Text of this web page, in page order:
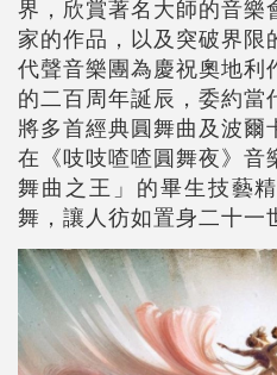
界，欣賞著名大師的音樂
家的作品，以及突破界限
代聲音樂團為慶祝奧地利
的二百周年誕辰，委約當
將多首經典圓舞曲及波爾
在《吱吱喳喳圓舞夜》音
舞曲之王」的畢生技藝
舞，讓人彷如置身二十一